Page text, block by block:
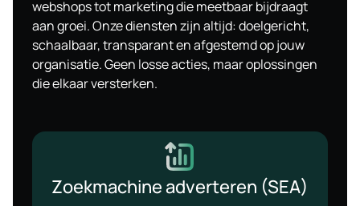
webshops tot marketing die meetbaar bijdraagt
aan groei. Onze diensten zijn altijd: doelgericht,
schaalbaar, transparant en afgestemd op jouw
organisatie. Geen losse acties, maar oplossingen
die elkaar versterken.
Zoekmachine adverteren (SEA)